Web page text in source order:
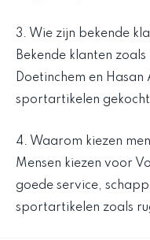
3. Wie zijn bekende
Bekende klanten
Doetinchem en
sportartikelen
4. Waarom kiezen
Mensen kiezen voor
goede service,
sportartikelen zoals